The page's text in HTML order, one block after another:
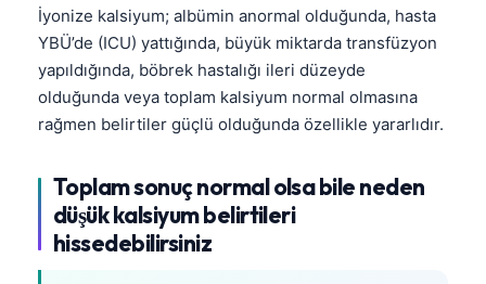
İyonize kalsiyum; albümin anormal olduğunda, hasta
YBÜ’de (ICU) yattığında, büyük miktarda transfüzyon
yapıldığında, böbrek hastalığı ileri düzeyde
olduğunda veya toplam kalsiyum normal olmasına
rağmen belirtiler güçlü olduğunda özellikle yararlıdır.
Toplam sonuç normal olsa bile neden
düşük kalsiyum belirtileri
hissedebilirsiniz